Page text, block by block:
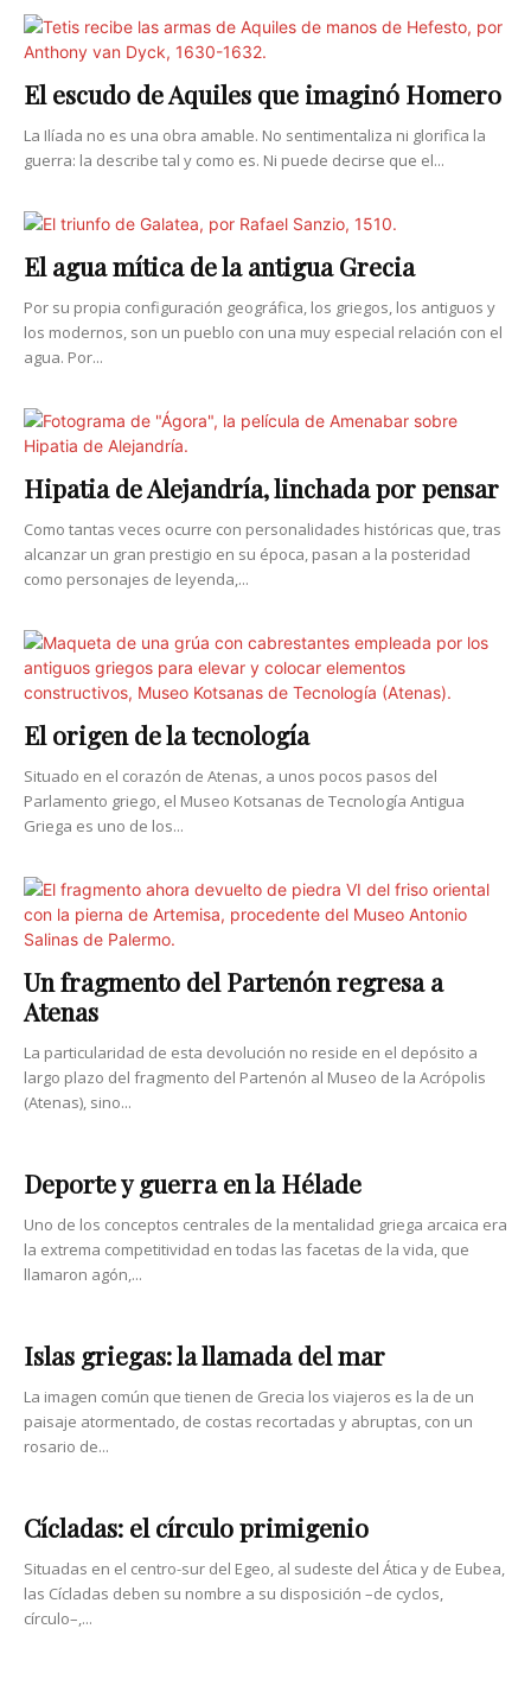
El escudo de Aquiles que imaginó Homero
La Ilíada no es una obra amable. No sentimentaliza ni glorifica la
guerra: la describe tal y como es. Ni puede decirse que el...
El agua mítica de la antigua Grecia
Por su propia configuración geográfica, los griegos, los antiguos y
los modernos, son un pueblo con una muy especial relación con el
agua. Por...
Hipatia de Alejandría, linchada por pensar
Como tantas veces ocurre con personalidades históricas que, tras
alcanzar un gran prestigio en su época, pasan a la posteridad
como personajes de leyenda,...
El origen de la tecnología
Situado en el corazón de Atenas, a unos pocos pasos del
Parlamento griego, el Museo Kotsanas de Tecnología Antigua
Griega es uno de los...
Un fragmento del Partenón regresa a
Atenas
La particularidad de esta devolución no reside en el depósito a
largo plazo del fragmento del Partenón al Museo de la Acrópolis
(Atenas), sino...
Deporte y guerra en la Hélade
Uno de los conceptos centrales de la mentalidad griega arcaica era
la extrema competitividad en todas las facetas de la vida, que
llamaron agón,...
Islas griegas: la llamada del mar
La imagen común que tienen de Grecia los viajeros es la de un
paisaje atormentado, de costas recortadas y abruptas, con un
rosario de...
Cícladas: el círculo primigenio
Situadas en el centro-sur del Egeo, al sudeste del Ática y de Eubea,
las Cícladas deben su nombre a su disposición –de cyclos,
círculo–,...